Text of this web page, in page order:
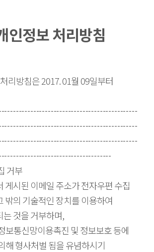
인정보 처리방침
리방침은 2017. 01월 09일부터
거부
게시된 이메일 주소가 전자우편 수집
밖의 기술적인 장치를 이용하여
것을 거부하며,
보통신망이용촉진 및 정보보호 등에
해 형사처벌 됨을 유념하시기